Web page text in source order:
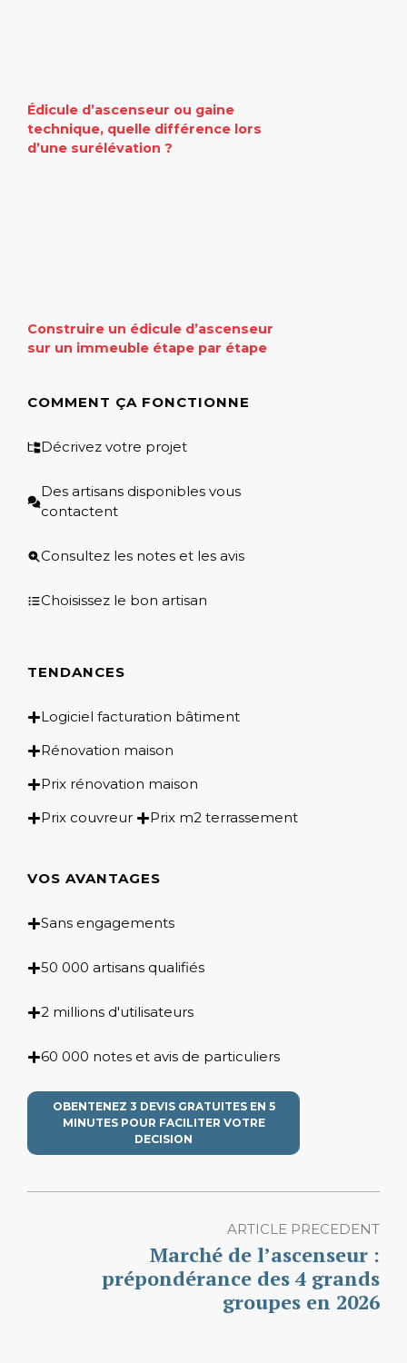
Édicule d’ascenseur ou gaine
technique, quelle différence lors
d’une surélévation ?
Construire un édicule d’ascenseur
sur un immeuble étape par étape
COMMENT ÇA FONCTIONNE
Décrivez votre projet
Des artisans disponibles vous
contactent
Consultez les notes et les avis
Choisissez le bon artisan
TENDANCES
Logiciel facturation bâtiment
Rénovation maison
Prix rénovation maison
Prix couvreur
Prix m2 terrassement
VOS AVANTAGES
Sans engagements
50 000 artisans qualifiés
2 millions d'utilisateurs
60 000 notes et avis de particuliers
OBENTENEZ 3 DEVIS GRATUITES EN 5
MINUTES POUR FACILITER VOTRE
DECISION
ARTICLE PRECEDENT
Marché de l’ascenseur :
prépondérance des 4 grands
groupes en 2026